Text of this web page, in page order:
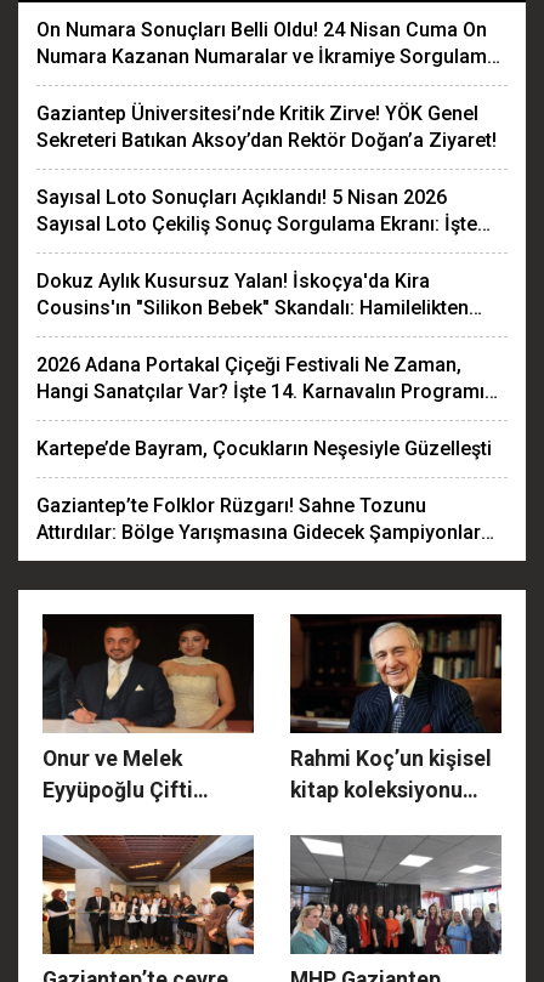
On Numara Sonuçları Belli Oldu! 24 Nisan Cuma On
Numara Kazanan Numaralar ve İkramiye Sorgulama
Ekranı!
Gaziantep Üniversitesi’nde Kritik Zirve! YÖK Genel
Sekreteri Batıkan Aksoy’dan Rektör Doğan’a Ziyaret!
Sayısal Loto Sonuçları Açıklandı! 5 Nisan 2026
Sayısal Loto Çekiliş Sonuç Sorgulama Ekranı: İşte
Kazanan Numaralar!
Dokuz Aylık Kusursuz Yalan! İskoçya'da Kira
Cousins'ın "Silikon Bebek" Skandalı: Hamilelikten
Cenazeye Uzanan Korkunç Kurgu!
2026 Adana Portakal Çiçeği Festivali Ne Zaman,
Hangi Sanatçılar Var? İşte 14. Karnavalın Programı
ve Konser Takvimi!
Kartepe’de Bayram, Çocukların Neşesiyle Güzelleşti
Gaziantep’te Folklor Rüzgarı! Sahne Tozunu
Attırdılar: Bölge Yarışmasına Gidecek Şampiyonlar
Belli Oldu!
Onur ve Melek
Eyyüpoğlu Çifti
Töreniyle Dünya
Evine Girdiler
Rahmi Koç’un kişisel
kitap koleksiyonu
dönüştü